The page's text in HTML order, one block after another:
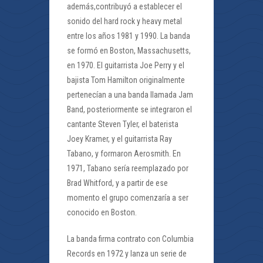
además,contribuyó a establecer el
sonido del hard rock y heavy metal
entre los años 1981 y 1990. La banda
se formó en Boston, Massachusetts,
en 1970. El guitarrista Joe Perry y el
bajista Tom Hamilton originalmente
pertenecían a una banda llamada Jam
Band, posteriormente se integraron el
cantante Steven Tyler, el baterista
Joey Kramer, y el guitarrista Ray
Tabano, y formaron Aerosmith. En
1971, Tabano sería reemplazado por
Brad Whitford, y a partir de ese
momento el grupo comenzaría a ser
conocido en Boston.
La banda firma contrato con Columbia
Records en 1972 y lanza un serie de